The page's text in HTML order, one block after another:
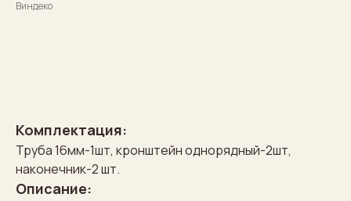
Виндеко
Комплектация:
Труба 16мм-1шт, кронштейн однорядный-2шт,
наконечник-2 шт.
Описание: